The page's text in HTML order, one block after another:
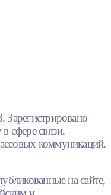
сфере связи,
коммуникаций.
на сайте,